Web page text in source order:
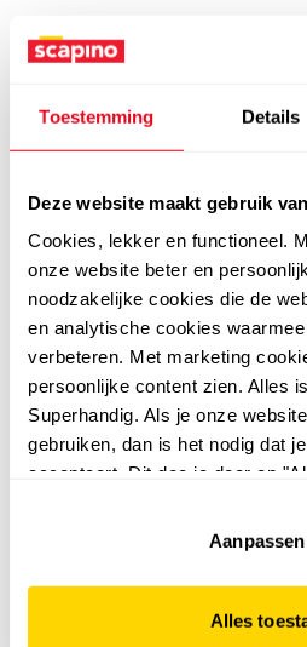
Toestemming Details
Deze website maakt gebruik
Cookies, lekker en functioneel.
onze website beter en
noodzakelijke cookies die de
en analytische cookies
verbeteren. Met marketing
persoonlijke content zien. Alles
Superhandig. Als je onze
gebruiken, dan is het nodig dat
accepteert. Dit doe je door op
website niet optimaal functioneert.
Aanpassen
Alles